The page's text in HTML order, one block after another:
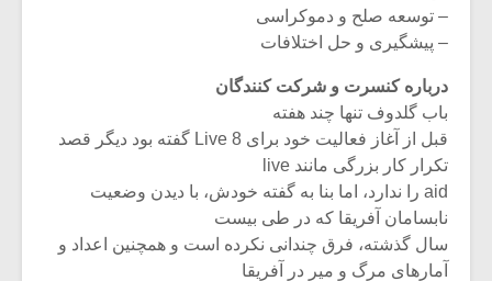
– توسعه صلح و دموکراسی
– پیشگیری و حل اختلافات
درباره کنسرت و شرکت کنندگان
باب گلدوف تنها چند هفته
قبل از آغاز فعالیت خود برای Live 8 گفته بود دیگر قصد
تکرار کار بزرگی مانند live
aid را ندارد، اما بنا به گفته خودش، با دیدن وضعیت
نابسامان آفریقا که در طی بیست
سال گذشته، فرق چندانی نکرده است و همچنین اعداد و
آمارهای مرگ و میر در آفریقا
یادداشتی بر موسیقی
شیش و نیم»
اگر نمی توانی
مشهورترین باشی،
بدنام ترین باش